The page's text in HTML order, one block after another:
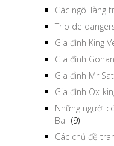
Các ngôi làng
Trio de
Gia đình King
Gia đình Gohan
Gia đình Mr
Gia đình Ox-
Những người
Ball (9)
Các chủ đề